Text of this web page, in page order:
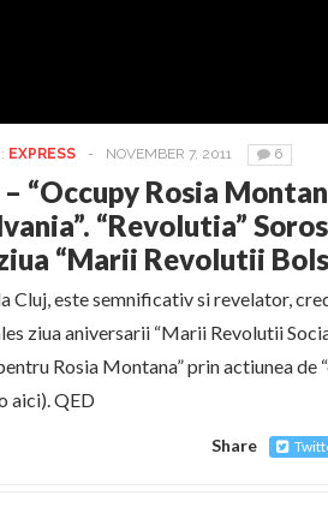
EXPRESS - NOVEMBER 7, 2011 6
“Occupy Rosia
“Revolutia”
“Marii Revolutii
Cluj, este semnificativ si revelator,
ziua aniversarii “Marii Revolutii
Rosia Montana” prin actiunea de
aici). QED
Share